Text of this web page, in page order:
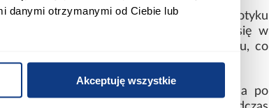
danymi otrzymanymi od Ciebie lub
Akceptuję wszystkie
kolorze. Zetta to rodzaj miękkiego w dotyku
jest uniwersalny i doskonale wpasuje się w
tkanina jest przyjemna w dotyku, co
które ułatwiają przesuwanie mebla po